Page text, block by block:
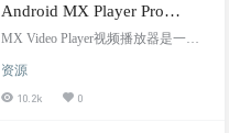
Android MX Player Pro
[Final] [Patched] [AC3/DTS]
MX Video Player视频播放器是一款
资源
10.2k 0